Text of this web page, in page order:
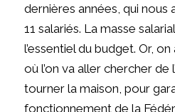
dernières années, qui nous
11 salariés. La masse
l’essentiel du budget. Or,
où l’on va aller chercher de
tourner la maison, pour
fonctionnement de la